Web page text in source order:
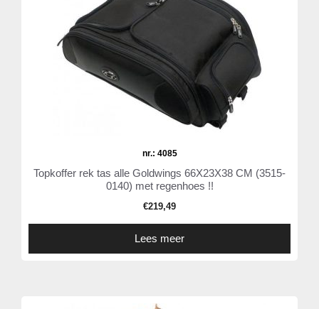
nr.: 4085
Topkoffer rek tas alle Goldwings 66X23X38 CM (3515-
0140) met regenhoes !!
€219,49
Lees meer